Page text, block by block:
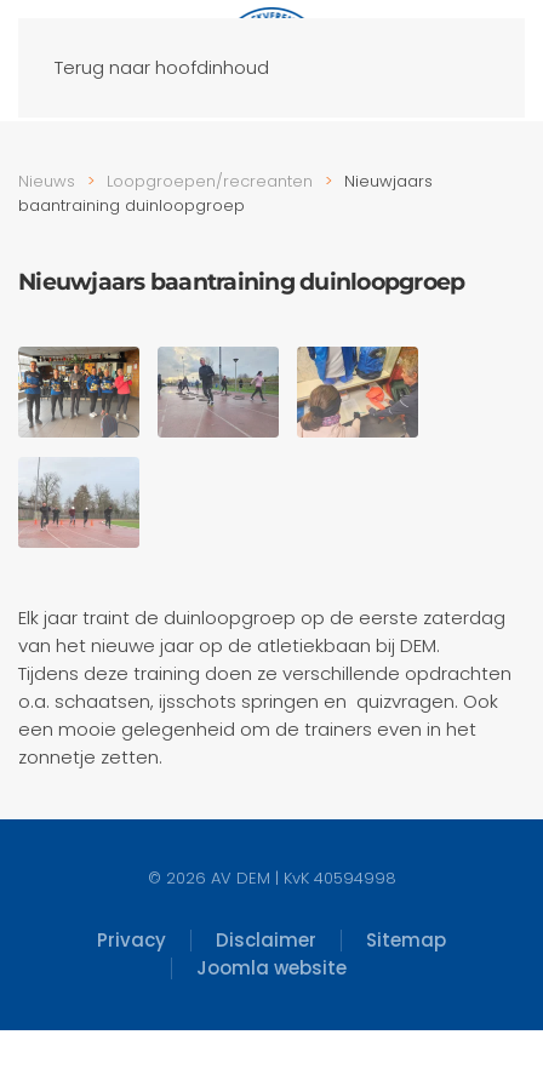
Terug naar hoofdinhoud
Nieuws Loopgroepen/recreanten
Nieuwjaars
baantraining duinloopgroep
Nieuwjaars baantraining duinloopgroep
Elk jaar traint de duinloopgroep op de eerste zaterdag
van het nieuwe jaar op de atletiekbaan bij DEM.
Tijdens deze training doen ze verschillende opdrachten
o.a. schaatsen, ijsschots springen en quizvragen. Ook
een mooie gelegenheid om de trainers even in het
zonnetje zetten.
© 2026 AV DEM | KvK 40594998
Privacy Disclaimer
Sitemap
Joomla website